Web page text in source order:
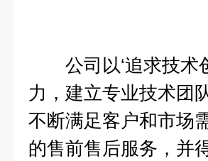
公司以‘追求技术
力，建立专业技术团
不断满足客户和市场
的售前售后服务，并